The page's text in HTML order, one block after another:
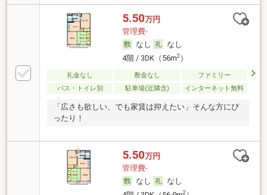
5.50万円
管理費-
なし
なし
4階 / 3DK（56m2）
礼金なし 敷金なし
ファミリー
バス・トイレ別
駐車場(近隣含) インターネット無料
「広さも欲しい、でも家賃は抑えたい」そんな方にぴ
ったり！
5.50万円
管理費-
なし
なし
2